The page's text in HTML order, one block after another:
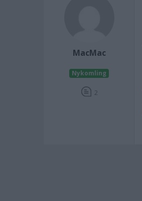
MacMac
Nykomling
2